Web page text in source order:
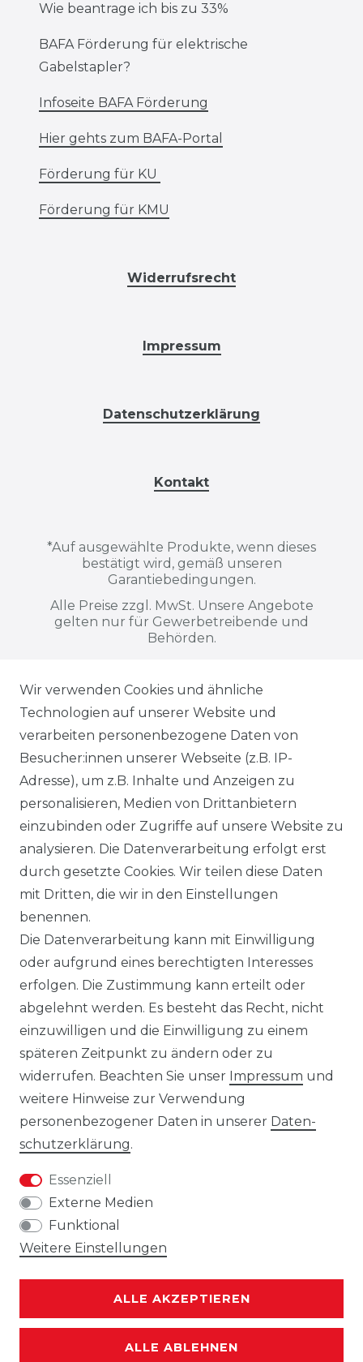
Wie beantrage ich bis zu 33%
BAFA Förderung für elektrische
Gabelstapler?
Infoseite BAFA Förderung
Hier gehts zum BAFA-Portal
Förderung für KU
Förderung für KMU
Widerrufsrecht
Impressum
Datenschutzerklärung
Kontakt
*Auf ausgewählte Produkte, wenn dieses
bestätigt wird, gemäß unseren
Garantiebedingungen.
Alle Preise zzgl. MwSt. Unsere Angebote
gelten nur für Gewerbetreibende und
Behörden.
Alle auf dieser Webseite dargestellten
Produkte, Abbildungen, Spezifikationen
und Beschreibungen dienen ausschließlich
der allgemeinen Information. Es wird
ausdrücklich darauf hingewiesen, dass
Abweichungen zwischen den dargestellten
Informationen und den tatsächlich
gelieferten Modellen möglich sind. Die
gezeigten Inhalte stellen nicht
notwendigerweise die finalen
Produkteigenschaften dar. Der Anbieter
behält sich das Recht vor, jederzeit und
ohne vorherige Ankündigung Änderungen
an den dargestellten Produkten
vorzunehmen.
Gebrauchte Ware wurde von uns nicht
getestet. Diese wird so verkauft, wie
angeboten, jedoch unter Ausschluss
jeglicher Sachmängel. Eine Haftung für
Sachmängel ist ausgeschlossen, es sei denn,
verschwiegen oder eine
Beschaffenheitsgarantie übernommen. Die
Haftung für Schäden aus der Verletzung
des Lebens, des Körpers oder der
Produkthaftungsgesetz bleibt unberührt.
Für alle oben gezeigten Fotos gilt:
Wir verwenden Cookies und ähnliche
Technologien auf unserer Website und
verarbeiten personenbezogene Daten von
Besucher:innen unserer Webseite (z.B. IP-
Adresse), um z.B. Inhalte und Anzeigen zu
personalisieren, Medien von Drittanbietern
einzubinden oder Zugriffe auf unsere Website zu
analysieren. Die Datenverarbeitung erfolgt erst
durch gesetzte Cookies. Wir teilen diese Daten
mit Dritten, die wir in den Einstellungen
benennen.
Die Datenverarbeitung kann mit Einwilligung
oder aufgrund eines berechtigten Interesses
erfolgen. Die Zustimmung kann erteilt oder
abgelehnt werden. Es besteht das Recht, nicht
einzuwilligen und die Einwilligung zu einem
späteren Zeitpunkt zu ändern oder zu
widerrufen. Beachten Sie unser Impressum und
weitere Hinweise zur Verwendung
personenbezogener Daten in unserer Daten­
schutz­erklärung.
Essenziell
Externe Medien
Funktional
Weitere Einstellungen
ALLE AKZEPTIEREN
ALLE ABLEHNEN